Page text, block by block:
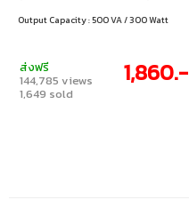
(BV500I-MST)
Output Capacity : 500 VA / 300 Watt
ส่งฟรี
144,785 views
1,649 sold
1,860.-